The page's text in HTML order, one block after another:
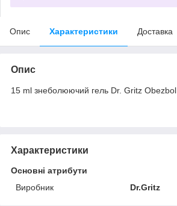
Опис Характеристики Доставка
Опис
15 ml знеболюючий гель Dr. Gritz Obezbol
Характеристики
Основні атрибути
Виробник
Dr.Gritz